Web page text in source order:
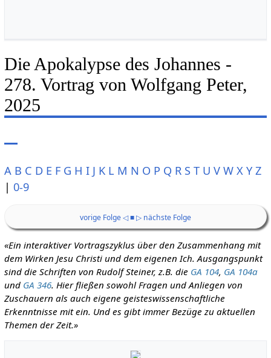
Die Apokalypse des Johannes -
278. Vortrag von Wolfgang Peter,
2025
A B C D E F G H I J K L M N O P Q R S T U V W X Y Z
| 0-9
vorige Folge ◁■▷ nächste Folge
«Ein interaktiver Vortragszyklus über den Zusammenhang mit
dem Wirken Jesu Christi und dem eigenen Ich. Ausgangspunkt
sind die Schriften von Rudolf Steiner, z.B. die GA 104, GA 104a
und GA 346. Hier fließen sowohl Fragen und Anliegen von
Zuschauern als auch eigene geisteswissenschaftliche
Erkenntnisse mit ein. Und es gibt immer Bezüge zu aktuellen
Themen der Zeit.»